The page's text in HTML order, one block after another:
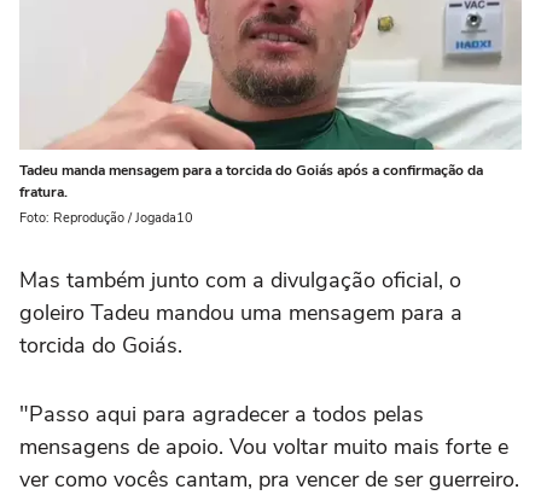
Tadeu manda mensagem para a torcida do Goiás após a confirmação da
fratura.
Foto: Reprodução / Jogada10
Mas também junto com a divulgação oficial, o
goleiro Tadeu mandou uma mensagem para a
torcida do Goiás.
"Passo aqui para agradecer a todos pelas
mensagens de apoio. Vou voltar muito mais forte e
ver como vocês cantam, pra vencer de ser guerreiro.